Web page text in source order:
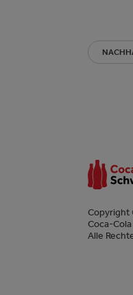
Copyright
Coca-Cola
Alle